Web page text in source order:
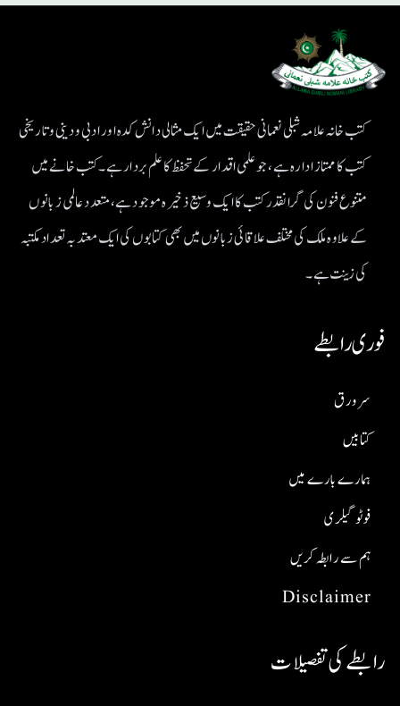
کتب خانہ علامہ شبلی نعمانی حقیقت میں ایک مثالی دانش کدہ اور ادبی ودینی و تاریخی
کتب کا ممتاز ادارہ ہے، جو علمی اقدار کے تحفظ کا علم بردار ہے۔کتب خانے میں
متنوع فنون کی گرانقدر کتب کا ایک وسیع ذخیرہ موجود ہے، متعدد عالمی زبانوں
کے علاوہ ملک کی مختلف علاقائی زبانوں میں بھی کتابوں کی ایک معتد بہ تعداد مکتبہ
کی زینت ہے۔
فوری رابطے
Disclaimer
ہم سے رابطہ کریں
فوٹو گیلری
ہمارے بارے میں
کتابیں
سر ورق
رابطے کی تفصیلات